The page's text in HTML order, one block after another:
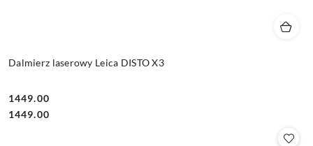
Dalmierz laserowy Leica DISTO X3
Cena:
1449.00
Cena:
1449.00